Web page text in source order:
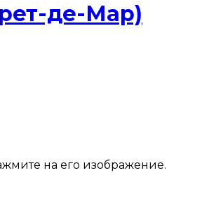
де-Мар)
на его изображение.